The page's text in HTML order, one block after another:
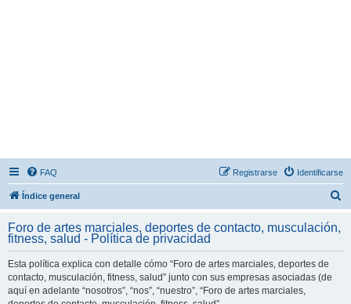
FAQ Identificarse
Registrarse
Índice general
c
Foro de artes marciales, deportes de contacto, musculación,
fitness, salud - Política de privacidad
Esta política explica con detalle cómo “Foro de artes marciales, deportes de
contacto, musculación, fitness, salud” junto con sus empresas asociadas (de
aquí en adelante “nosotros”, “nos”, “nuestro”, “Foro de artes marciales,